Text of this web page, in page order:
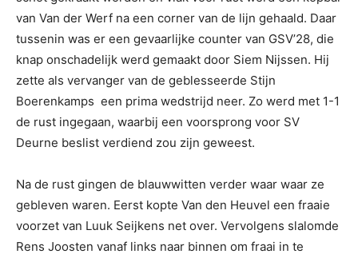
van Van der Werf na een corner van de lijn gehaald. Daar
tussenin was er een gevaarlijke counter van GSV’28, die
knap onschadelijk werd gemaakt door Siem Nijssen. Hij
zette als vervanger van de geblesseerde Stijn
Boerenkamps een prima wedstrijd neer. Zo werd met 1-1
de rust ingegaan, waarbij een voorsprong voor SV
Deurne beslist verdiend zou zijn geweest.
Na de rust gingen de blauwwitten verder waar waar ze
gebleven waren. Eerst kopte Van den Heuvel een fraaie
voorzet van Luuk Seijkens net over. Vervolgens slalomde
Rens Joosten vanaf links naar binnen om fraai in te